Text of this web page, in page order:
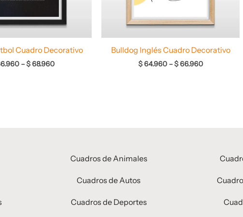
Cuadro Decorativo
–$68.960
Bulldog Inglés Cuadro Decorativo
$64.960 –$66.960
Cuadros de Animales
Cuadros de Autos
Cuadros de Deportes